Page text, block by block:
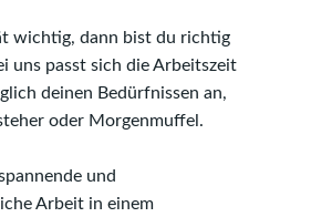
wichtig, dann bist du richtig
uns passt sich die Arbeitszeit
deinen Bedürfnissen an,
oder Morgenmuffel.
und
Arbeit in einem